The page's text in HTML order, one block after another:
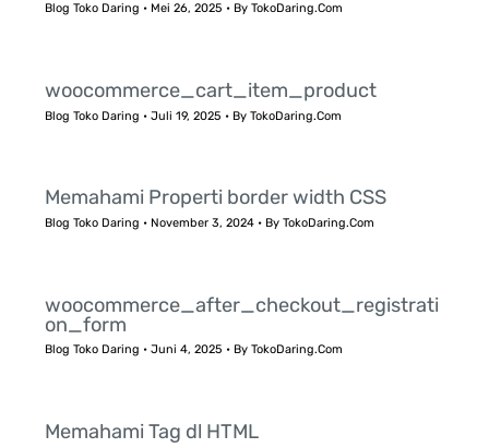
Blog Toko Daring • Mei 26, 2025 • ByTokoDaring.Com
woocommerce_cart_item_product
Blog Toko Daring •Juli 19, 2025 • ByTokoDaring.Com
Memahami Properti border width CSS
Blog Toko Daring • November 3, 2024 • ByTokoDaring.Com
woocommerce_after_checkout_registrati
on_form
Blog Toko Daring •Juni 4, 2025 • ByTokoDaring.Com
Memahami Tag dl HTML